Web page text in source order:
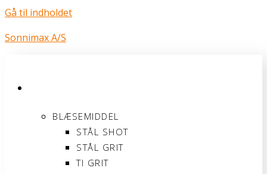
Gå til indholdet
Sonnimax A/S
BLÆSEMIDDEL
STÅL SHOT
STÅL GRIT
TI GRIT